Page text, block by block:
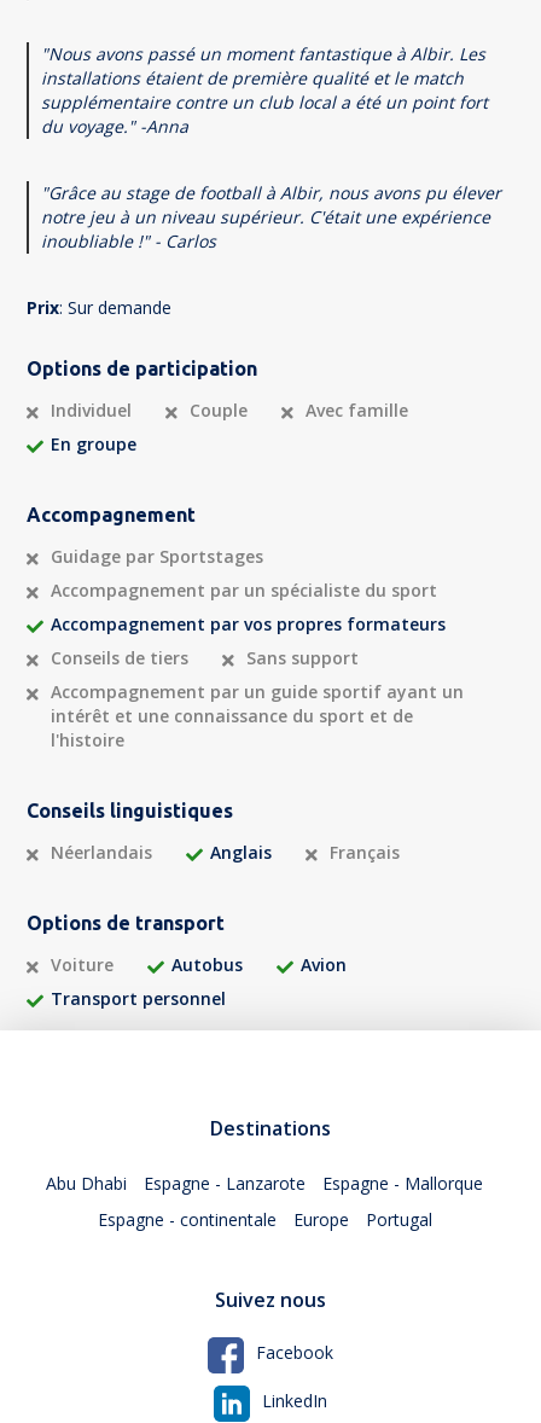
"Nous avons passé un moment fantastique à Albir. Les
installations étaient de première qualité et le match
supplémentaire contre un club local a été un point fort
du voyage." -Anna
"Grâce au stage de football à Albir, nous avons pu élever
notre jeu à un niveau supérieur. C'était une expérience
inoubliable !" - Carlos
Prix: Sur demande
Options de participation
Individuel Couple
Avec famille
En groupe
Accompagnement
Guidage par Sportstages
Accompagnement par un spécialiste du sport
Accompagnement par vos propres formateurs
Conseils de tiers
Sans support
Accompagnement par un guide sportif ayant un
intérêt et une connaissance du sport et de
l'histoire
Conseils linguistiques
Néerlandais Anglais Français
Options de transport
Voiture Autobus
Avion
Transport personnel
Destinations
Abu Dhabi Espagne - Lanzarote
Espagne - Mallorque
Espagne - continentale
Europe Portugal
Suivez nous
Facebook
LinkedIn